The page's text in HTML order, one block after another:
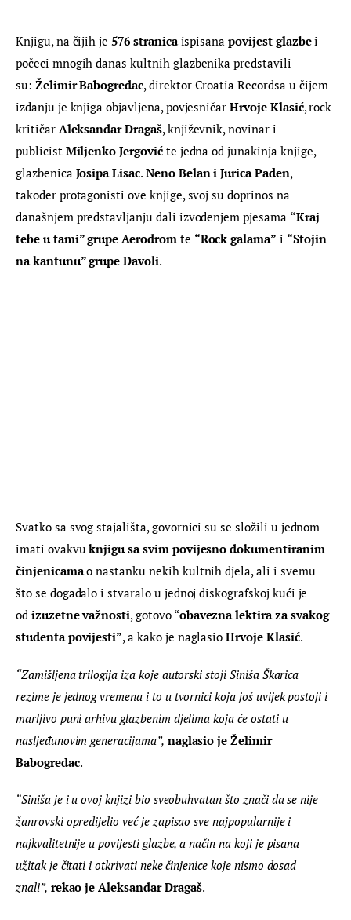
Knjigu, na čijih je 576 stranica ispisana povijest glazbe i
počeci mnogih danas kultnih glazbenika predstavili
su: Želimir Babogredac, direktor Croatia Recordsa u čijem
izdanju je knjiga objavljena, povjesničar Hrvoje Klasić, rock
kritičar Aleksandar Dragaš, književnik, novinar i
publicist Miljenko Jergović te jedna od junakinja knjige,
glazbenica Josipa Lisac. Neno Belan i Jurica Pađen,
također protagonisti ove knjige, svoj su doprinos na
današnjem predstavljanju dali izvođenjem pjesama “Kraj
tebe u tami” grupe Aerodrom te “Rock galama” i “Stojin
na kantunu” grupe Đavoli.
Svatko sa svog stajališta, govornici su se složili u jednom –
imati ovakvu knjigu sa svim povijesno dokumentiranim
činjenicama o nastanku nekih kultnih djela, ali i svemu
što se događalo i stvaralo u jednoj diskografskoj kući je
od izuzetne važnosti, gotovo “obavezna lektira za svakog
studenta povijesti”, a kako je naglasio Hrvoje Klasić.
“Zamišljena trilogija iza koje autorski stoji Siniša Škarica
rezime je jednog vremena i to u tvornici koja još uvijek postoji i
marljivo puni arhivu glazbenim djelima koja će ostati u
nasljeđunovim generacijama”, naglasio je Želimir
Babogredac.
“Siniša je i u ovoj knjizi bio sveobuhvatan što znači da se nije
žanrovski opredijelio već je zapisao sve najpopularnije i
najkvalitetnije u povijesti glazbe, a način na koji je pisana
užitak je čitati i otkrivati neke činjenice koje nismo dosad
znali”, rekao je Aleksandar Dragaš.